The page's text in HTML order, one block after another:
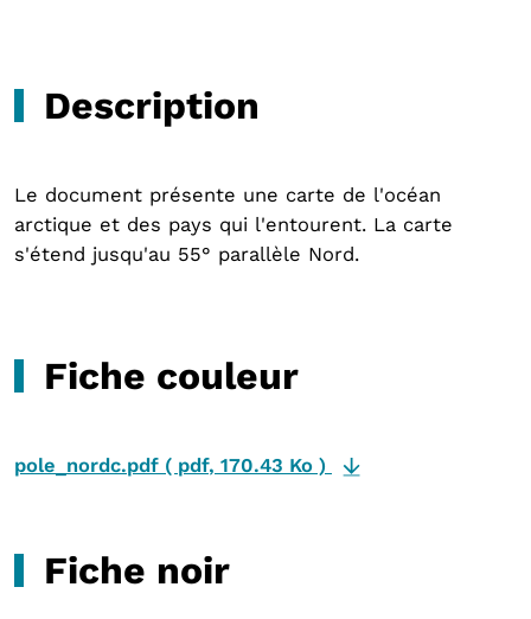
Description
Le document présente une carte de l'océan
arctique et des pays qui l'entourent. La carte
s'étend jusqu'au 55° parallèle Nord.
Fiche couleur
pole_nordc.pdf ( pdf, 170.43 Ko )
Fiche noir